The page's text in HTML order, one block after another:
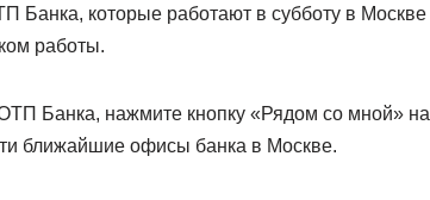
Банка, которые работают в субботу в Москве
работы.
Банка, нажмите кнопку «Рядом со мной» на
ближайшие офисы банка в Москве.